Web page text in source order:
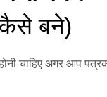
कैसे बने)
चाहिए अगर आप